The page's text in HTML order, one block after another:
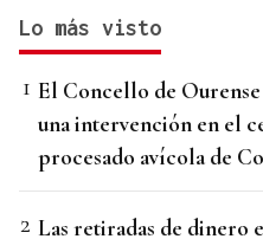
Lo más visto
El Concello de
una intervención en el
procesado avícola de
Las retiradas de dinero